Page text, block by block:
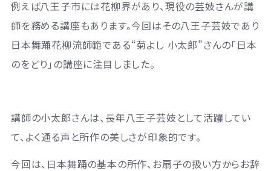
例えば八王子市には花柳界があり、現役の芸妓さんが講
師を務める講座もあります。今回はその八王子芸妓であり
日本舞踊花柳流師範である“菊よし 小太郎”さんの「日本
のをどり」の講座に注目しました。
講師の小太郎さんは、長年八王子芸妓として活躍してい
て、よく通る声と所作の美しさが印象的です。
今回は、日本舞踊の基本の所作、お扇子の扱い方からお辞